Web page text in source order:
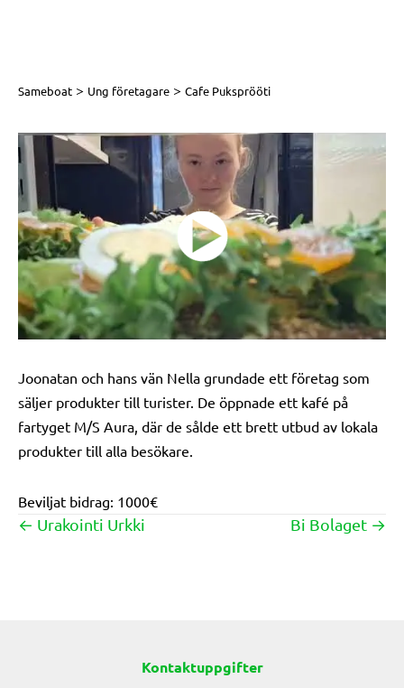
Sameboat > Ung företagare > Cafe Puksprööti
Joonatan och hans vän Nella grundade ett företag som
säljer produkter till turister. De öppnade ett kafé på
fartyget M/S Aura, där de sålde ett brett utbud av lokala
produkter till alla besökare.
Beviljat bidrag: 1000€
Posts
← Urakointi Urkki Bi Bolaget →
Kontaktuppgifter